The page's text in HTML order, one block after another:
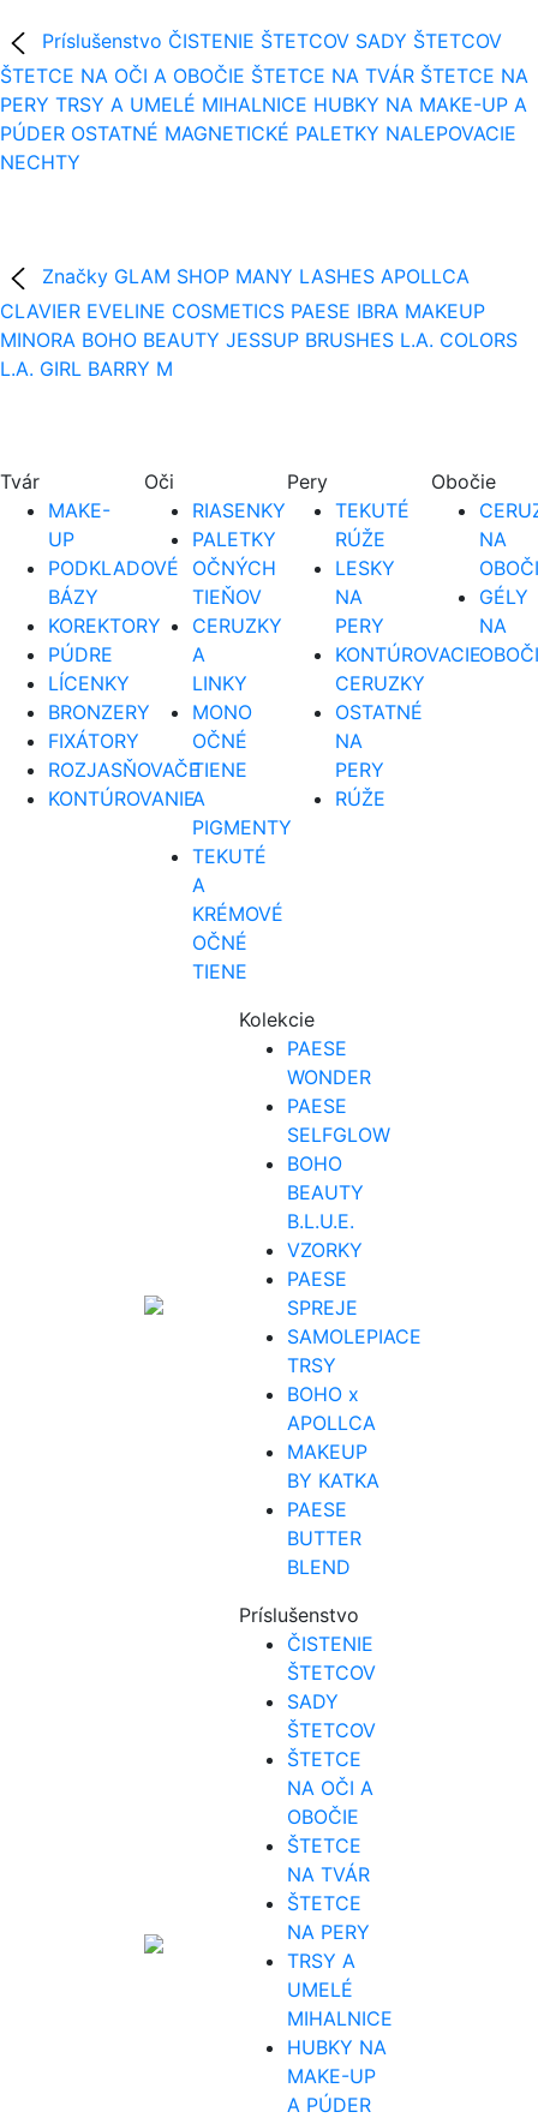
Príslušenstvo ČISTENIE ŠTETCOV SADY ŠTETCOV
ŠTETCE NA OČI A OBOČIE ŠTETCE NA TVÁR ŠTETCE NA
PERY TRSY A UMELÉ MIHALNICE HUBKY NA MAKE-UP A
PÚDER OSTATNÉ MAGNETICKÉ PALETKY NALEPOVACIE
NECHTY
Značky GLAM SHOP MANY LASHES APOLLCA
CLAVIER EVELINE COSMETICS PAESE IBRA MAKEUP
MINORA BOHO BEAUTY JESSUP BRUSHES L.A. COLORS
L.A. GIRL BARRY M
Tvár
MAKE-
UP
PODKLADOVÉ
BÁZY
KOREKTORY
PÚDRE
LÍCENKY
BRONZERY
FIXÁTORY
ROZJASŇOVAČE
KONTÚROVANIE
Oči
RIASENKY
PALETKY
OČNÝCH
TIEŇOV
CERUZKY
A
LINKY
MONO
OČNÉ
TIENE
A
PIGMENTY
TEKUTÉ
A
KRÉMOVÉ
OČNÉ
TIENE
Pery
TEKUTÉ
RÚŽE
LESKY
NA
PERY
KONTÚROVACIE
CERUZKY
OSTATNÉ
NA
PERY
RÚŽE
Obočie
NA
GÉLY
NA
Kolekcie
PAESE
WONDER
PAESE
SELFGLOW
BOHO
BEAUTY
B.L.U.E.
VZORKY
PAESE
SPREJE
SAMOLEPIACE
TRSY
BOHO x
APOLLCA
MAKEUP
BY KATKA
PAESE
BUTTER
BLEND
Príslušenstvo
ČISTENIE
ŠTETCOV
SADY
ŠTETCOV
ŠTETCE
NA OČI A
OBOČIE
ŠTETCE
NA TVÁR
ŠTETCE
NA PERY
TRSY A
UMELÉ
MIHALNICE
HUBKY NA
MAKE-UP
A PÚDER